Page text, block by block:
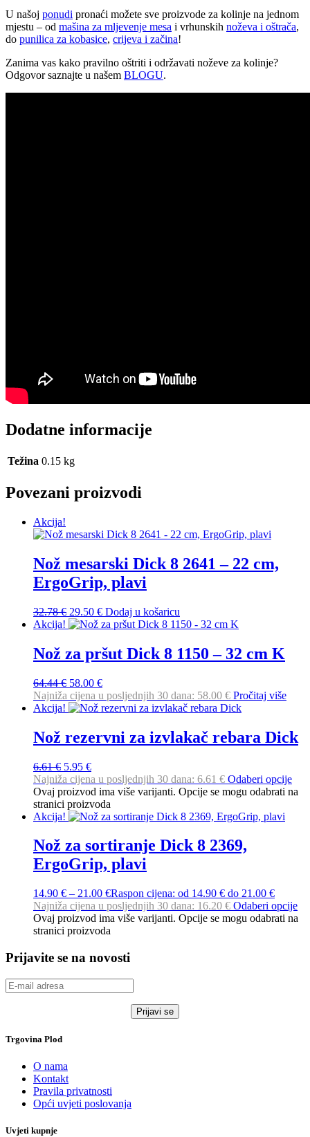
U našoj ponudi pronaći možete sve proizvode za kolinje na jednom
mjestu – od mašina za mljevenje mesa i vrhunskih noževa i oštrača,
do punilica za kobasice, crijeva i začina!
Zanima vas kako pravilno oštriti i održavati noževe za kolinje?
Odgovor saznajte u našem BLOGU.
Dodatne informacije
Težina 0.15 kg
Povezani proizvodi
Akcija!
Nož mesarski Dick 8 2641 – 22 cm,
ErgoGrip, plavi
32.78€ 29.50 € Dodaj u košaricu
Akcija!
Nož za pršut Dick 8 1150 – 32 cm K
64.44€ 58.00 €
Najniža cijena u posljednjih 30 dana: 58.00 € Pročitaj više
Akcija!
Nož rezervni za izvlakač rebara Dick
6.61€ 5.95 €
Najniža cijena u posljednjih 30 dana: 6.61 € Odaberi opcije
Ovaj proizvod ima više varijanti. Opcije se mogu odabrati na
stranici proizvoda
Akcija!
Nož za sortiranje Dick 8 2369,
ErgoGrip, plavi
14.90 € – 21.00 €Raspon cijena: od 14.90 € do 21.00 €
Najniža cijena u posljednjih 30 dana: 16.20 € Odaberi opcije
Ovaj proizvod ima više varijanti. Opcije se mogu odabrati na
stranici proizvoda
Prijavite se na novosti
Trgovina Plod
O nama
Kontakt
Pravila privatnosti
Opći uvjeti poslovanja
Uvjeti kupnje